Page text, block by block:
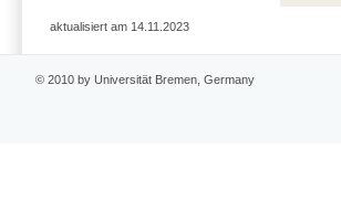
aktualisiert am 14.11.2023
© 2010 by Universität Bremen, Germany